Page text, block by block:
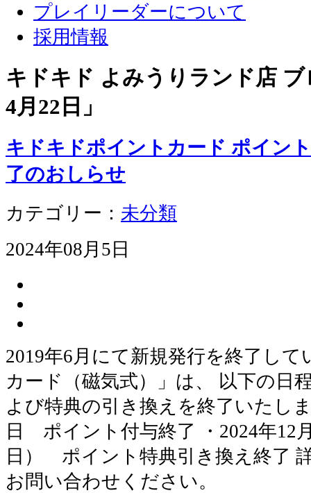
プレイリーダーについて
採用情報
キドキド よみうりランド店
4月22日 」
キドキドポイントカード ポイン
了のおしらせ
カテゴリー： 未分類
2024年08月5日
2019年6月にて新規発行を終了し
カード（磁気式）」は、 以下の日
よび特典の引き換えを終了いたし
日 ポイント付与終了 ・2024年12
日） ポイント特典引き換え終了
お問い合わせください。